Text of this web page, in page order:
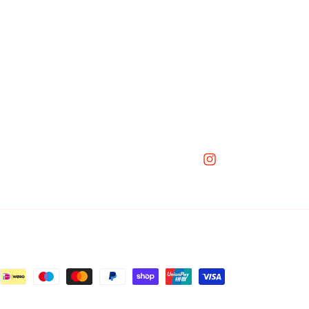
Instagram